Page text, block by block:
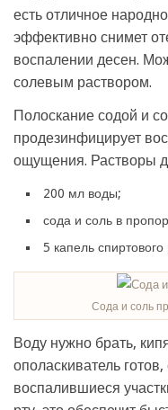
есть отличное
эффективно снимет
воспалении десен.
солевым раствором.
Полоскание содой и
продезинфицирует
ощущения. Растворы
200 мл воды;
сода и соль в
5 капель
Сода и соль
Воду нужно брать,
ополаскиватель
воспалившиеся